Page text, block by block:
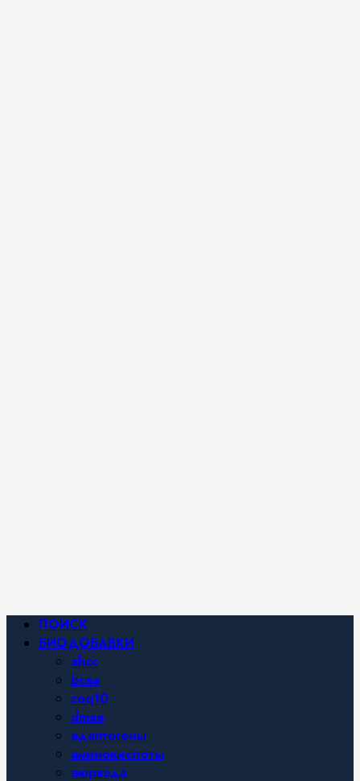
Основное
меню
ПОИСК
БИОДОБАВКИ
ahcc
bcaa
coq10
dmae
адаптогены
аминокислоты
аюрведа